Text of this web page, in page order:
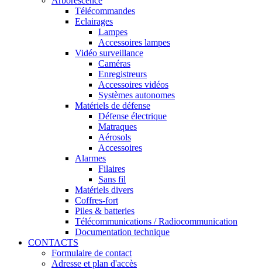
Télécommandes
Eclairages
Lampes
Accessoires lampes
Vidéo surveillance
Caméras
Enregistreurs
Accessoires vidéos
Systèmes autonomes
Matériels de défense
Défense électrique
Matraques
Aérosols
Accessoires
Alarmes
Filaires
Sans fil
Matériels divers
Coffres-fort
Piles & batteries
Télécommunications / Radiocommunication
Documentation technique
CONTACTS
Formulaire de contact
Adresse et plan d'accès